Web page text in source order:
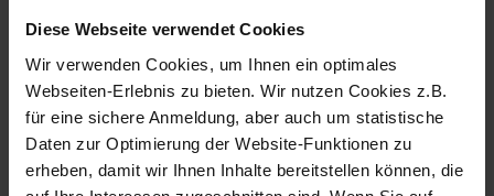
Diese Webseite verwendet Cookies
Wir verwenden Cookies, um Ihnen ein optimales
Webseiten-Erlebnis zu bieten. Wir nutzen Cookies z.B.
für eine sichere Anmeldung, aber auch um statistische
Daten zur Optimierung der Website-Funktionen zu
erheben, damit wir Ihnen Inhalte bereitstellen können, die